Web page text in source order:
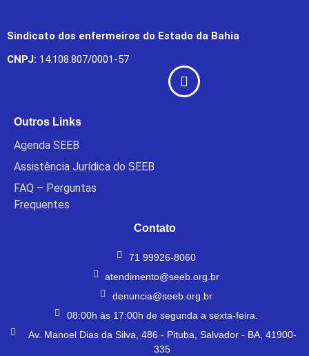
Sindicato dos enfermeiros do Estado da Bahia
CNPJ: 14.108.807/0001-57
Outros Links
Agenda SEEB
Assistência Jurídica do SEEB
FAQ – Perguntas
Frequentes
Contato
71 99926-8060
atendimento@seeb.org.br
denuncia@seeb.org.br
08:00h às 17:00h de segunda a sexta-feira.
Av. Manoel Dias da Silva, 486 - Pituba, Salvador - BA, 41900-
335